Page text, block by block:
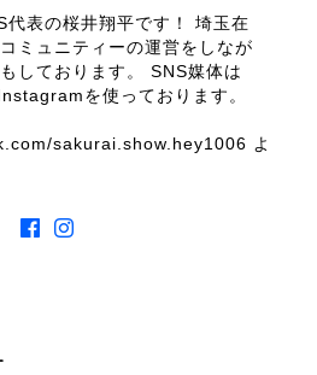
表の桜井翔平です！ 埼玉在
ミュニティーの運営をしなが
しております。 SNS媒体は
を使っております。
sakurai.show.hey1006 よ